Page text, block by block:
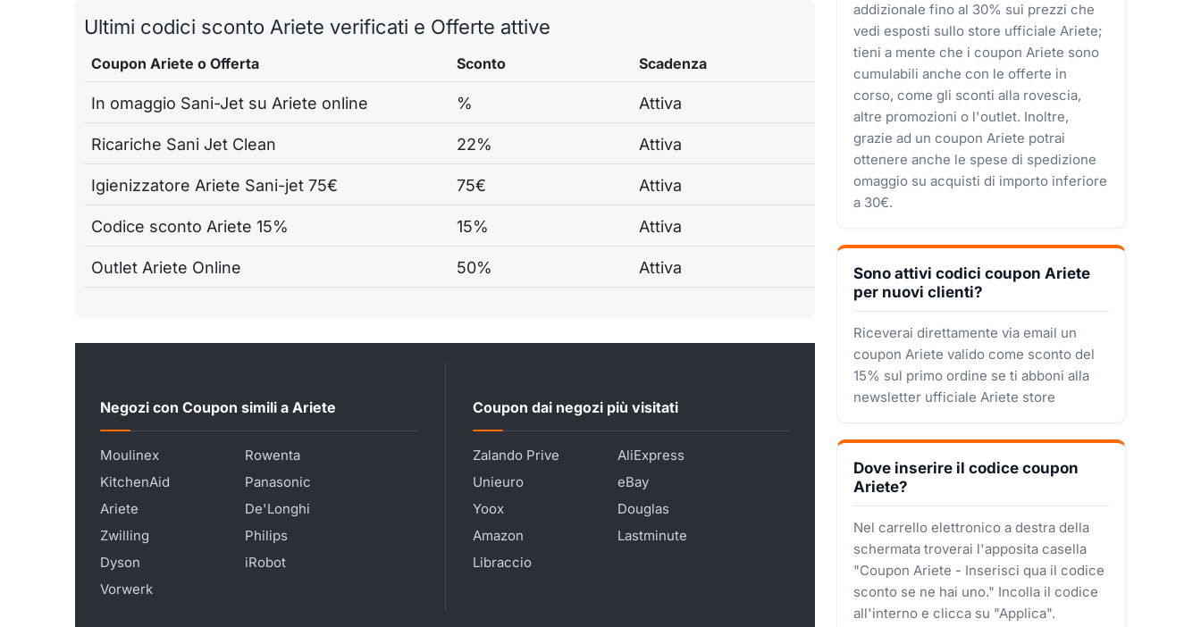
Ultimi codici sconto Ariete verificati e Offerte attive
Coupon Ariete o Offerta Sconto Scadenza
In omaggio Sani-Jet su Ariete online % Attiva
Ricariche Sani Jet Clean 22% Attiva
Igienizzatore Ariete Sani-jet 75€ 75€ Attiva
Codice sconto Ariete 15% 15% Attiva
Outlet Ariete Online 50% Attiva
Negozi con Coupon simili a Ariete
Moulinex
Rowenta
KitchenAid
Panasonic
Ariete
De'Longhi
Zwilling
Philips
Dyson
iRobot
Vorwerk
Coupon dai negozi più visitati
Zalando Prive
AliExpress
Unieuro
eBay
Yoox
Douglas
Amazon
Lastminute
Libraccio
addizionale fino al 30% sui prezzi che
vedi esposti sullo store ufficiale Ariete;
tieni a mente che i coupon Ariete sono
cumulabili anche con le offerte in
corso, come gli sconti alla rovescia,
altre promozioni o l'outlet. Inoltre,
grazie ad un coupon Ariete potrai
ottenere anche le spese di spedizione
omaggio su acquisti di importo inferiore
a 30€.
Sono attivi codici coupon Ariete
per nuovi clienti?
Riceverai direttamente via email un
coupon Ariete valido come sconto del
15% sul primo ordine se ti abboni alla
newsletter ufficiale Ariete store
Dove inserire il codice coupon
Ariete?
Nel carrello elettronico a destra della
schermata troverai l'apposita casella
"Coupon Ariete - Inserisci qua il codice
sconto se ne hai uno." Incolla il codice
all'interno e clicca su "Applica".